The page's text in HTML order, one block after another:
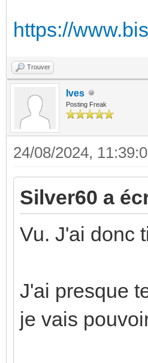
https://
Trouver
Ives
Posting Freak
24/08/2024,
Silver60 a
Vu. J'ai donc
J'ai presque
je vais